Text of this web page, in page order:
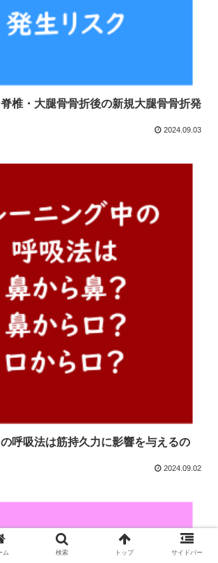
椎・大腿骨骨折後の新規大腿骨骨折発
2024.09.03
の呼吸法は筋持久力に影響を与えるの
2024.09.02
ム 検索 トップ サイドバー